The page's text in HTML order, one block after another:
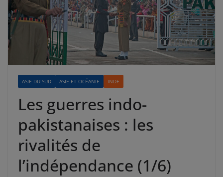
ASIE DU SUD ASIE ET OCÉANIE INDE
Les guerres indo-
pakistanaises : les
rivalités de
l’indépendance (1/6)